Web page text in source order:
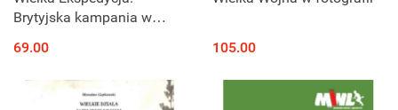
Brytyjska kampania w
69.00 105.00